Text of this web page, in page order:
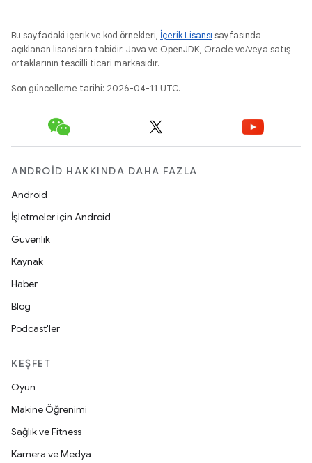
Bu sayfadaki içerik ve kod örnekleri, İçerik Lisansı sayfasında
açıklanan lisanslara tabidir. Java ve OpenJDK, Oracle ve/veya satış
ortaklarının tescilli ticari markasıdır.
Son güncelleme tarihi: 2026-04-11 UTC.
ANDROID HAKKINDA DAHA FAZLA
Android
İşletmeler için Android
Güvenlik
Kaynak
Haber
Blog
Podcast'ler
KEŞFET
Oyun
Makine Öğrenimi
Sağlık ve Fitness
Kamera ve Medya